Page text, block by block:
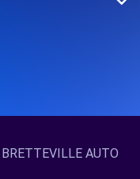
AUTO